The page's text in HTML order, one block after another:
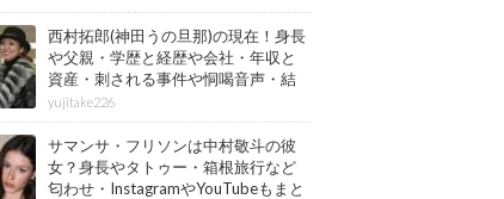
西村拓郎(神田うの旦那)の現在！身長
や父親・学歴と経歴や会社・年収と
資産・刺される事件や恫喝音声・結
婚と子供や自宅・脳梗塞の病気もま
とめ
yujitake226
サマンサ・フリソンは中村敬斗の彼
女？身長やタトゥー・箱根旅行など
匂わせ・InstagramやYouTubeもまと